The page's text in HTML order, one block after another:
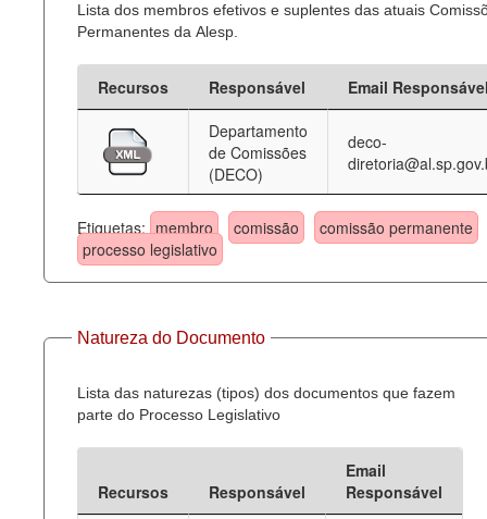
Lista dos membros efetivos e suplentes das atuais
Permanentes da Alesp.
Recursos Responsável
Email
Departamento
de Comissões
(DECO)
deco-
Etiquetas: membro comissão
comissão permanente
processo legislativo
Natureza do Documento
Lista das naturezas (tipos) dos documentos que fazem
parte do Processo Legislativo
Recursos Responsável
Email
Responsável